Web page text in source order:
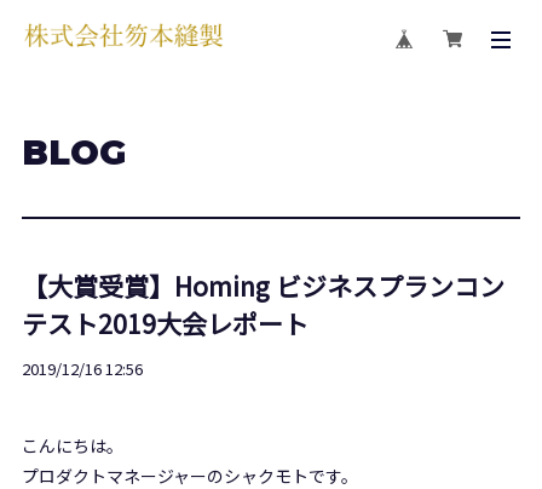
BLOG
【大賞受賞】Homing ビジネスプランコン
テスト2019大会レポート
2019/12/16 12:56
こんにちは。
プロダクトマネージャーのシャクモトです。